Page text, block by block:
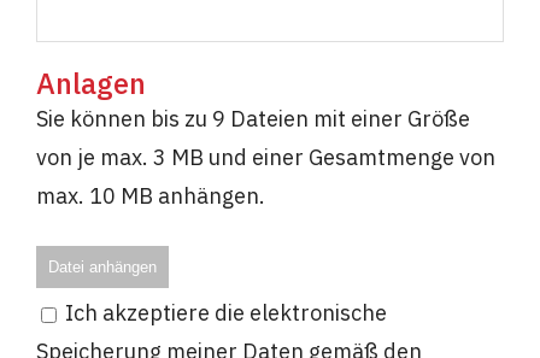
Anlagen
Sie können bis zu 9 Dateien mit einer Größe
von je max. 3 MB und einer Gesamtmenge von
max. 10 MB anhängen.
Datei anhängen
Ich akzeptiere die elektronische
Speicherung meiner Daten gemäß den